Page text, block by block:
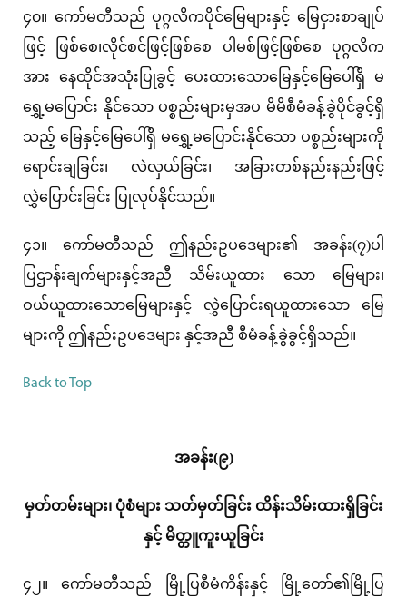
၄၀။ ကော်မတီသည် ပုဂ္ဂလိကပိုင်မြေများနှင့် မြေငှားစာချုပ်
ဖြင့် ဖြစ်စေ၊လိုင်စင်ဖြင့်ဖြစ်စေ ပါမစ်ဖြင့်ဖြစ်စေ ပုဂ္ဂလိက
အား နေထိုင်အသုံးပြုခွင့် ပေးထားသောမြေနှင့်မြေပေါ်ရှိ မ
ရွှေ့မပြောင်း နိုင်သော ပစ္စည်းများမှအပ မိမိစီမံခန့်ခွဲပိုင်ခွင့်ရှိ
သည့် မြေနှင့်မြေပေါ်ရှိ မရွှေ့မပြောင်းနိုင်သော ပစ္စည်းများကို
ရောင်းချခြင်း၊ လဲလှယ်ခြင်း၊ အခြားတစ်နည်းနည်းဖြင့်
လွှဲပြောင်းခြင်း ပြုလုပ်နိုင်သည်။
၄၁။ ကော်မတီသည် ဤနည်းဥပဒေများ၏ အခန်း(၇)ပါ
ပြဌာန်းချက်များနှင့်အညီ သိမ်းယူထား သော မြေများ၊
ဝယ်ယူထားသောမြေများနှင့် လွှဲပြောင်းရယူထားသော မြေ
များကို ဤနည်းဥပဒေများ နှင့်အညီ စီမံခန့်ခွဲခွင့်ရှိသည်။
Back to Top
အခန်း(၉)
မှတ်တမ်းများ၊ ပုံစံများ သတ်မှတ်ခြင်း ထိန်းသိမ်းထားရှိခြင်း
နှင့် မိတ္တူကူးယူခြင်း
၄၂။ ကော်မတီသည် မြို့ပြစီမံကိန်းနှင့် မြို့တော်၏မြို့ပြ